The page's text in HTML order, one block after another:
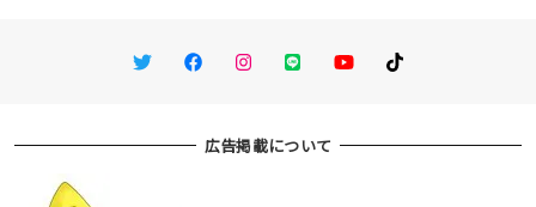
TwitterFacebookInstagram
LINE You TubeTikTok
広告掲載について